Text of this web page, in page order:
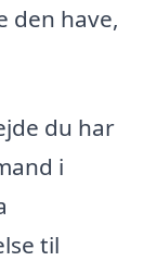
den have,
du har
i
til